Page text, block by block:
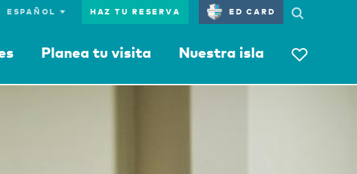
HAZ TU RESERVA ED CARD
Planea tu visita Nuestra isla